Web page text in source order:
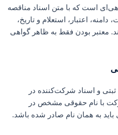
است که با متن اسناد مناقصه
اعتبار، استعلام و تاریخ،
معتبر بودن فقط به ظاهر گواهی
و اسناد شرکت‌کننده در
با نام حقوقی مشخص در
به همان نام صادر شده باشد.